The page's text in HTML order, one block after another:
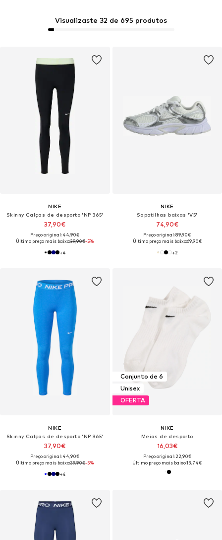
NIKE
Skinny Calças de desporto 'NP 365'
37,90€
Preço original: 44,90€
Último preço mais baixo:39,90€-5%
+4
NIKE
Sapatilhas baixas 'V5'
74,90€
Preço original: 89,90€
Último preço mais baixo:69,90€
+2
NIKE
Skinny Calças de desporto 'NP 365'
37,90€
Preço original: 44,90€
Último preço mais baixo:39,90€-5%
+4
Visualizaste 32 de 695 produtos
Conjunto de 6
Unisex
OFERTA
NIKE
Meias de desporto
16,03€
Preço original: 22,90€
Último preço mais baixo:13,74€